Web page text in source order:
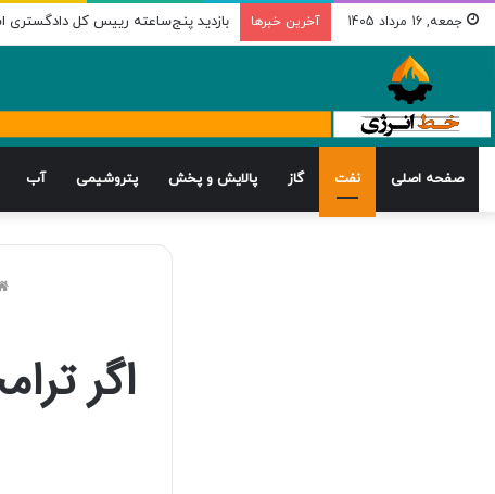
جمعه, 16 مرداد 1405 آخرین خبرها بازدید پنج‌ساعته رییس کل دادگستری
صفحه اصلی نفت گاز پالایش و پخش پتروشیمی آب
اگر